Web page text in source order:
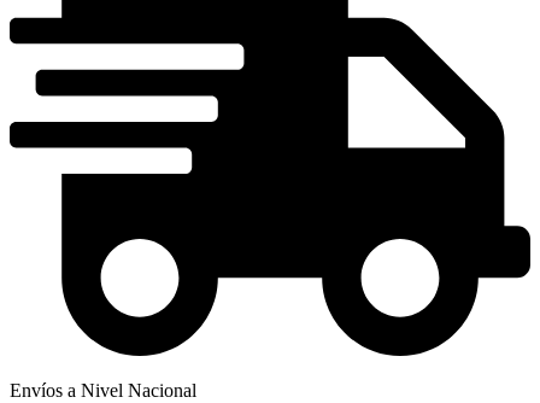
Envíos a Nivel Nacional